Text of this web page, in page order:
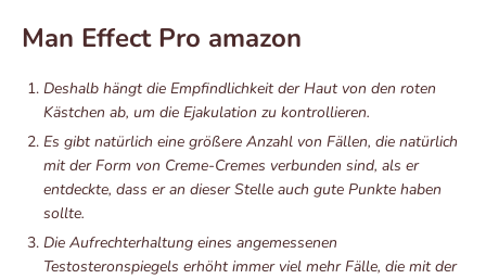
Man Effect Pro amazon
Deshalb hängt die Empfindlichkeit der Haut von den roten
Kästchen ab, um die Ejakulation zu kontrollieren.
Es gibt natürlich eine größere Anzahl von Fällen, die natürlich
mit der Form von Creme-Cremes verbunden sind, als er
entdeckte, dass er an dieser Stelle auch gute Punkte haben
sollte.
Die Aufrechterhaltung eines angemessenen
Testosteronspiegels erhöht immer viel mehr Fälle, die mit der